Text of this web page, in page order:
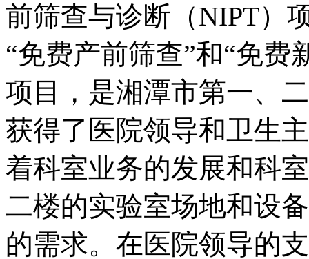
前筛查与诊断（NIPT）
“免费产前筛查”和“免费
项目，是湘潭市第一、
获得了医院领导和卫生
着科室业务的发展和科
二楼的实验室场地和设
的需求。在医院领导的